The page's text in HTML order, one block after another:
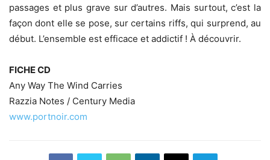
passages et plus grave sur d’autres. Mais surtout, c’est la
façon dont elle se pose, sur certains riffs, qui surprend, au
début. L’ensemble est efficace et addictif ! À découvrir.
FICHE CD
Any Way The Wind Carries
Razzia Notes / Century Media
www.portnoir.com